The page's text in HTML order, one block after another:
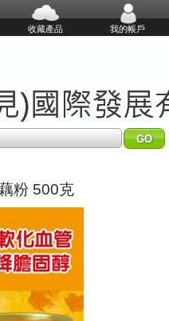
收藏產品 我的帳戶
粉 500克